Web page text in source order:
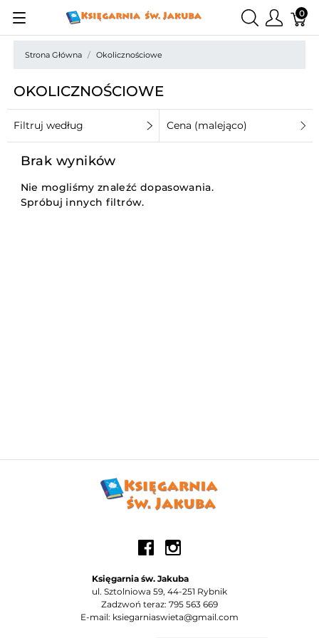
0
Strona Główna Okolicznościowe
OKOLICZNOŚCIOWE
Filtruj według Cena (malejąco)
Brak wyników
Nie mogliśmy znaleźć dopasowania.
Spróbuj innych filtrów.
Księgarnia św. Jakuba
ul. Sztolniowa 59, 44-251 Rybnik
Zadzwoń teraz: 795 563 669
E-mail: ksiegarniaswieta@gmail.com